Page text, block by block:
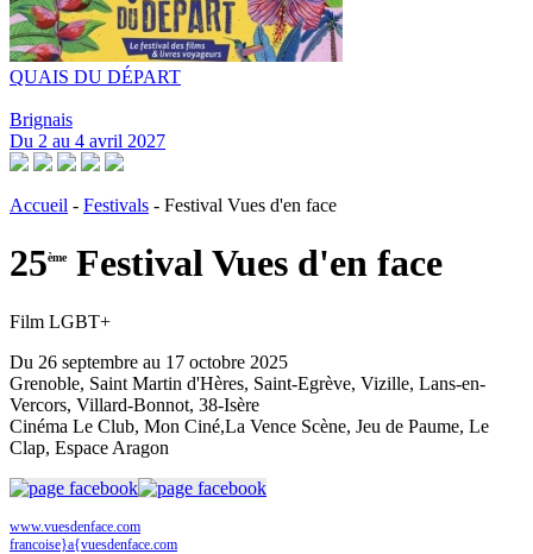
QUAIS DU DÉPART
Brignais
Du 2 au 4 avril 2027
Accueil - Festivals - Festival Vues d'en face
25èmeFestival Vues d'en face
Film LGBT+
Du 26 septembre au 17 octobre 2025
Grenoble, Saint Martin d'Hères, Saint-Egrève, Vizille, Lans-en-
Vercors, Villard-Bonnot, 38-Isère
Cinéma Le Club, Mon Ciné,La Vence Scène, Jeu de Paume, Le
Clap, Espace Aragon
www.vuesdenface.com
francoise}a{vuesdenface.com